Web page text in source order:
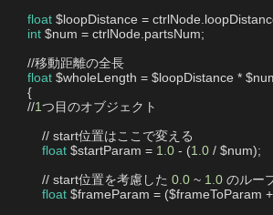
float $loopDistance =
int $num = ctrlNode.partsNum;
    //移動距離の全長
float $wholeLength = $loopDistance *
    {
    //
1つ目のオブジェクト
        // start位置はここで変える
float $startParam = 1.0 - (1.0 / $num);
        // start位置を考慮した
0.0 ~ 1.0 のルー
float $frameParam = ($frameToParam